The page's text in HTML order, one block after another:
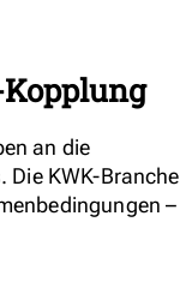
an die
KWK-Branche
–